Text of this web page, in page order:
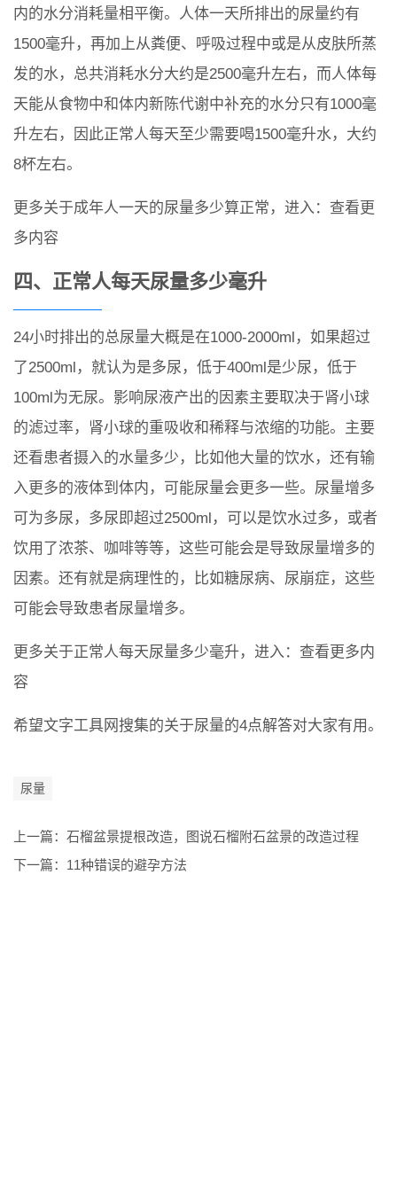
内的水分消耗量相平衡。人体一天所排出的尿量约有
1500毫升，再加上从粪便、呼吸过程中或是从皮肤所蒸
发的水，总共消耗水分大约是2500毫升左右，而人体每
天能从食物中和体内新陈代谢中补充的水分只有1000毫
升左右，因此正常人每天至少需要喝1500毫升水，大约
8杯左右。
更多关于成年人一天的尿量多少算正常，进入：查看更
多内容
四、正常人每天尿量多少毫升
24小时排出的总尿量大概是在1000-2000ml，如果超过
了2500ml，就认为是多尿，低于400ml是少尿，低于
100ml为无尿。影响尿液产出的因素主要取决于肾小球
的滤过率，肾小球的重吸收和稀释与浓缩的功能。主要
还看患者摄入的水量多少，比如他大量的饮水，还有输
入更多的液体到体内，可能尿量会更多一些。尿量增多
可为多尿，多尿即超过2500ml，可以是饮水过多，或者
饮用了浓茶、咖啡等等，这些可能会是导致尿量增多的
因素。还有就是病理性的，比如糖尿病、尿崩症，这些
可能会导致患者尿量增多。
更多关于正常人每天尿量多少毫升，进入：查看更多内
容
希望文字工具网搜集的关于尿量的4点解答对大家有用。
尿量
上一篇： 石榴盆景提根改造，图说石榴附石盆景的改造过程
下一篇： 11种错误的避孕方法